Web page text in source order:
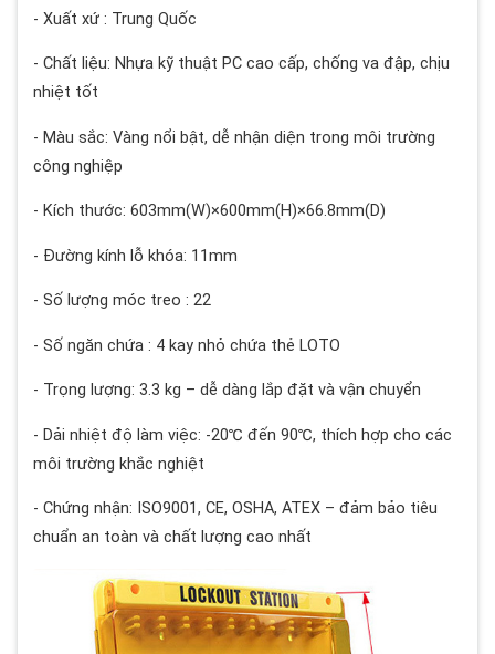
- Xuất xứ : Trung Quốc
- Chất liệu: Nhựa kỹ thuật PC cao cấp, chống va đập, chịu
nhiệt tốt
- Màu sắc: Vàng nổi bật, dễ nhận diện trong môi trường
công nghiệp
- Kích thước: 603mm(W)×600mm(H)×66.8mm(D)
- Đường kính lỗ khóa: 11mm
- Số lượng móc treo : 22
- Số ngăn chứa : 4 kay nhỏ chứa thẻ LOTO
- Trọng lượng: 3.3 kg – dễ dàng lắp đặt và vận chuyển
- Dải nhiệt độ làm việc: -20℃ đến 90℃, thích hợp cho các
môi trường khắc nghiệt
- Chứng nhận: ISO9001, CE, OSHA, ATEX – đảm bảo tiêu
chuẩn an toàn và chất lượng cao nhất